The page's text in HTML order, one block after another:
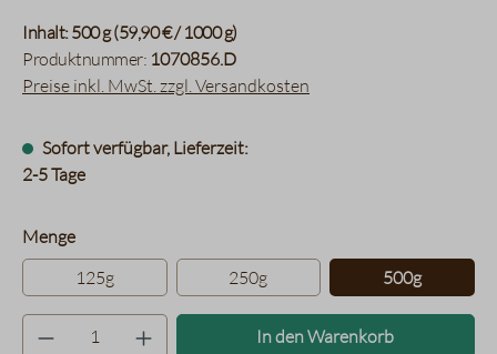
Inhalt:500 g(59,90 € / 1000 g)
Produktnummer: 1070856.D
Preise inkl. MwSt. zzgl. Versandkosten
Sofort verfügbar, Lieferzeit:
2-5 Tage
Mengeauswählen
125g
250g 500g
Produkt Anzahl: Gib den
In den Warenkorb